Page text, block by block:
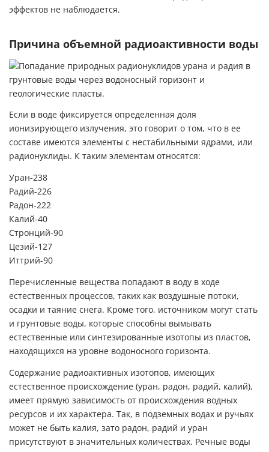
эффектов не наблюдается.
Причина объемной радиоактивности воды
Если в воде фиксируется определенная доля
ионизирующего излучения, это говорит о том, что в ее
составе имеются элементы с нестабильными ядрами, или
радионуклиды. К таким элементам относятся:
Уран-238
Радий-226
Радон-222
Калий-40
Стронций-90
Цезий-127
Иттрий-90
Перечисленные вещества попадают в воду в ходе
естественных процессов, таких как воздушные потоки,
осадки и таяние снега. Кроме того, источником могут стать
и грунтовые воды, которые способны вымывать
естественные или синтезированные изотопы из пластов,
находящихся на уровне водоносного горизонта.
Содержание радиоактивных изотопов, имеющих
естественное происхождение (уран, радон, радий, калий),
имеет прямую зависимость от происхождения водных
ресурсов и их характера. Так, в подземных водах и ручьях
может не быть калия, зато радон, радий и уран
присутствуют в значительных количествах. Речные воды